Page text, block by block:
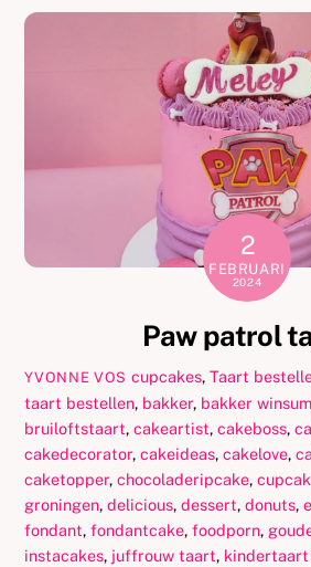
2
FEBRUARI
2024
Paw patrol
YVONNE VOS cupcakes, Taart
taart bestellen, bakker, bakker
bruiloftstaart,cakeartist,cakeboss,
cakedecorator,cakeideas,cakelove,
caketopper,chocoladeripcake,
groningen,delicious,dessert,donuts,
fondant,fondantcake,foodporn,
instacakes, juffrouw taart,